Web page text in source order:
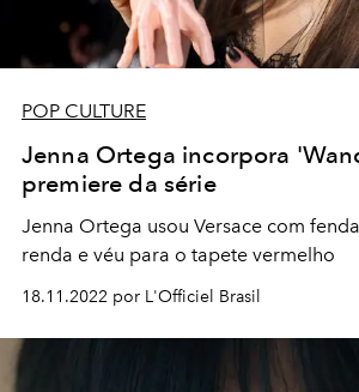
POP CULTURE
Jenna Ortega incorpora
premiere da série
Jenna Ortega usou Versace com
renda e véu para o tapete vermelho
18.11.2022 por L'Officiel Brasil